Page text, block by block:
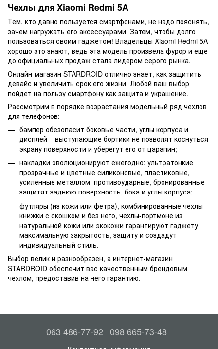
Чехлы для Xiaomi Redmi 5A
Тем, кто давно пользуется смартфонами, не надо пояснять,
зачем нагружать его аксессуарами. Затем, чтобы долго
пользоваться своим гаджетом! Владельцы Xiaomi Redmi 5A
хорошо это знают, ведь эта модель произвела фурор и еще
до официальных продаж стала лидером серого рынка.
Онлайн-магазин STARDROID отлично знает, как защитить
девайс и увеличить срок его жизни. Любой ваш выбор
пойдет на пользу смартфону как защита и украшение.
Рассмотрим в порядке возрастания модельный ряд чехлов
для телефонов:
бампер обезопасит боковые части, углы корпуса и
дисплей – выступающие бортики не позволят коснуться
экрану поверхности и уберегут его от царапин;
накладки эволюционируют ежегодно: ультратонкие
прозрачные и цветные силиконовые, пластиковые,
усиленные металлом, противоударные, бронированные
защитят заднюю поверхность, бока и углы корпуса;
футляры (из кожи или фетра), комбинированные чехлы-
книжки с окошком и без него, чехлы-портмоне из
натуральной кожи или экокожи гарантируют гаджету
максимальную закрытость, защиту и создадут
индивидуальный стиль.
Выбор велик и разнообразен, а интернет-магазин
STARDROID обеспечит вас качественным брендовым
чехлом, предоставив на него гарантию.
063 486-77-92 098 665-73-48